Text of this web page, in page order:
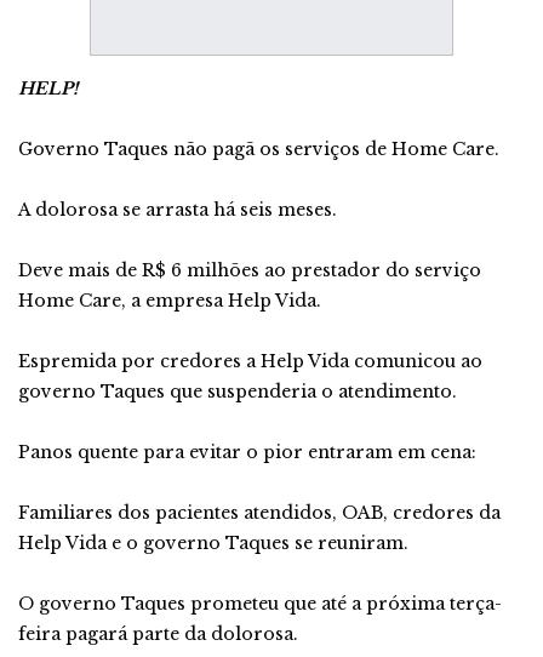
HELP!
Governo Taques não pagã os serviços de Home Care.
A dolorosa se arrasta há seis meses.
Deve mais de R$ 6 milhões ao prestador do serviço
Home Care, a empresa Help Vida.
Espremida por credores a Help Vida comunicou ao
governo Taques que suspenderia o atendimento.
Panos quente para evitar o pior entraram em cena:
Familiares dos pacientes atendidos, OAB, credores da
Help Vida e o governo Taques se reuniram.
O governo Taques prometeu que até a próxima terça-
feira pagará parte da dolorosa.